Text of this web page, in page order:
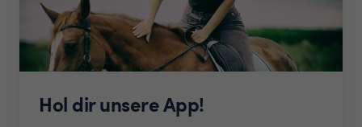
Hol dir unsere App!